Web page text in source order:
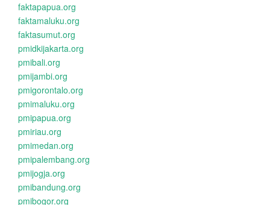
faktapapua.org
faktamaluku.org
faktasumut.org
pmidkijakarta.org
pmibali.org
pmijambi.org
pmigorontalo.org
pmimaluku.org
pmipapua.org
pmiriau.org
pmimedan.org
pmipalembang.org
pmijogja.org
pmibandung.org
pmibogor.org